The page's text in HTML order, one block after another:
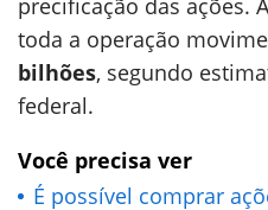
precificação das ações.
toda a operação
bilhões, segundo
federal.
Você precisa ver
É possível comprar